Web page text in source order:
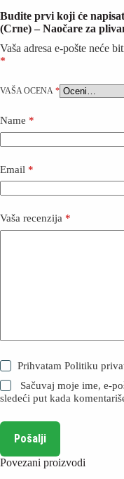
Budite prvi koji će
(Crne) – Naočare za
Vaša adresa e-pošte neće
*
VAŠA OCENA *
Name *
Email *
Vaša recenzija *
PrihvatamPolitiku
Sačuvaj moje ime, e-
sledeći put kada
Pošalji
Povezani proizvodi